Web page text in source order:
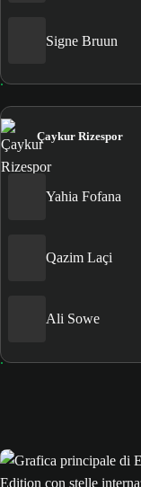
Signe Bruun
Çaykur Rizespor
Yahia Fofana
Qazim Laçi
Ali Sowe